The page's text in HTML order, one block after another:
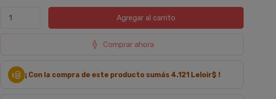
Agregaral carrito
Comprar ahora
¡ Con la compra de este producto sumás 4.121 Leloir$ !